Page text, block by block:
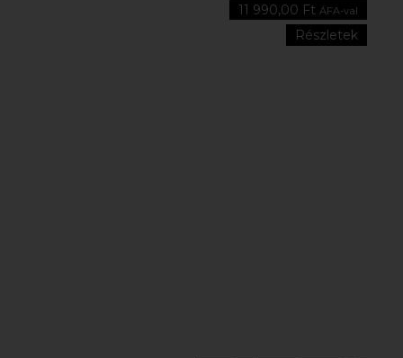
11 990,00 Ft ÁFA-val
Részletek